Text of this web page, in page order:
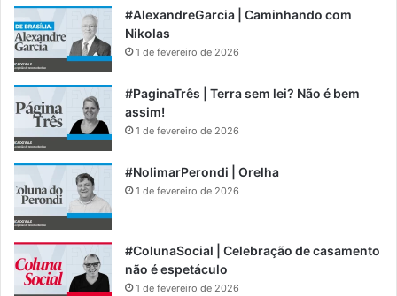
#AlexandreGarcia | Caminhando com
Nikolas
1 de fevereiro de 2026
#PaginaTrês | Terra sem lei? Não é bem
assim!
1 de fevereiro de 2026
#NolimarPerondi | Orelha
1 de fevereiro de 2026
#ColunaSocial | Celebração de casamento
não é espetáculo
1 de fevereiro de 2026